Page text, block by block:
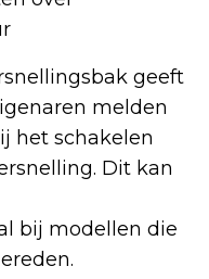
geeft
melden
het schakelen
Dit kan
bij modellen die